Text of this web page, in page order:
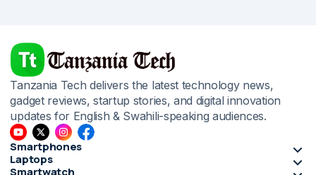
Tanzania Tech delivers the latest technology news,
gadget reviews, startup stories, and digital innovation
updates for English & Swahili-speaking audiences.
Smartphones
Laptops